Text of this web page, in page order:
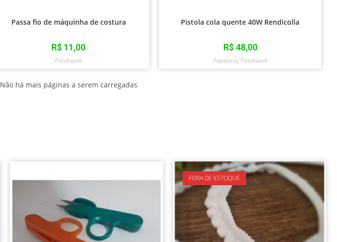
Passa fio de máquinha de costura
R$ 11,00
Patchwork
Pistola cola quente 40W Rendicolla
R$48,00
Papelaria, Patchwork
Não há mais páginas a serem carregadas
FORA DE ESTOQUE